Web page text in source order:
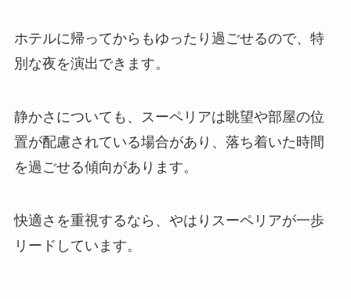
ホテルに帰ってからもゆったり過ごせるので、特
別な夜を演出できます。
静かさについても、スーペリアは眺望や部屋の位
置が配慮されている場合があり、落ち着いた時間
を過ごせる傾向があります。
快適さを重視するなら、やはりスーペリアが一歩
リードしています。